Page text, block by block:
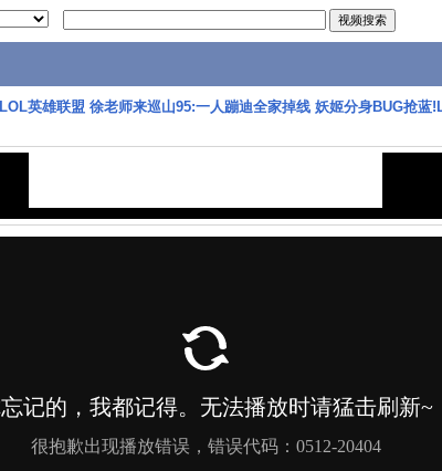
LOL英雄联盟 徐老师来巡山95:一人蹦迪全家掉线 妖姬分身BUG抢蓝